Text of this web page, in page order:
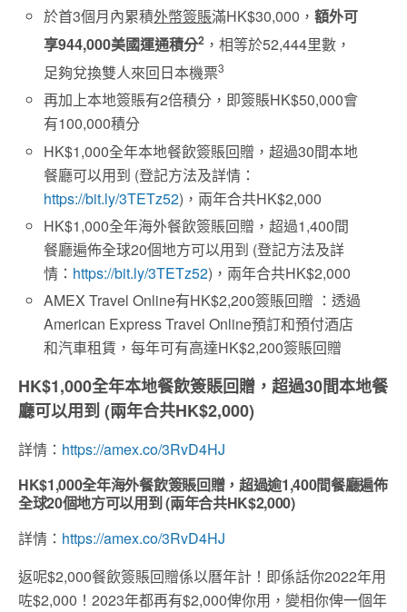
於首3個月內累積外幣簽賬滿HK$30,000，額外可
享944,000美國運通積分2 ，相等於52,444里數，
足夠兌換雙人來回日本機票3
再加上本地簽賬有2倍積分，即簽賬HK$50,000會
有100,000積分
HK$1,000全年本地餐飲簽賬回贈，超過30間本地
餐廳可以用到 (登記方法及詳情：
https://bit.ly/3TETz52)，兩年合共HK$2,000
HK$1,000全年海外餐飲簽賬回贈，超過1,400間
餐廳遍佈全球20個地方可以用到 (登記方法及詳
情： https://bit.ly/3TETz52)，兩年合共HK$2,000
AMEX Travel Online有HK$2,200簽賬回贈 ：透過
American Express Travel Online預訂和預付酒店
和汽車租賃，每年可有高達HK$2,200簽賬回贈
HK$1,000全年本地餐飲簽賬回贈，超過30間本地餐
廳可以用到 (兩年合共HK$2,000)
詳情： https://amex.co/3RvD4HJ
HK$1,000全年海外餐飲簽賬回贈，超過逾1,400間餐廳遍佈
全球20個地方可以用到 (兩年合共HK$2,000)
詳情： https://amex.co/3RvD4HJ
返呢$2,000餐飲簽賬回贈係以曆年計！即係話你2022年用
咗$2,000！2023年都再有$2,000俾你用，變相你俾一個年